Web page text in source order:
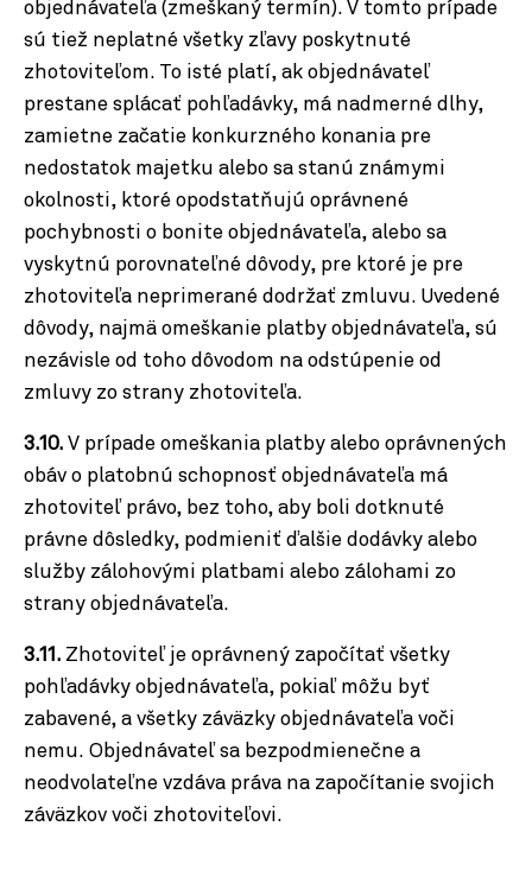
objednávateľa (zmeškaný termín). V tomto prípade
sú tiež neplatné všetky zľavy poskytnuté
zhotoviteľom. To isté platí, ak objednávateľ
prestane splácať pohľadávky, má nadmerné dlhy,
zamietne začatie konkurzného konania pre
nedostatok majetku alebo sa stanú známymi
okolnosti, ktoré opodstatňujú oprávnené
pochybnosti o bonite objednávateľa, alebo sa
vyskytnú porovnateľné dôvody, pre ktoré je pre
zhotoviteľa neprimerané dodržať zmluvu. Uvedené
dôvody, najmä omeškanie platby objednávateľa, sú
nezávisle od toho dôvodom na odstúpenie od
zmluvy zo strany zhotoviteľa.
3.10. V prípade omeškania platby alebo oprávnených
obáv o platobnú schopnosť objednávateľa má
zhotoviteľ právo, bez toho, aby boli dotknuté
právne dôsledky, podmieniť ďalšie dodávky alebo
služby zálohovými platbami alebo zálohami zo
strany objednávateľa.
3.11. Zhotoviteľ je oprávnený započítať všetky
pohľadávky objednávateľa, pokiaľ môžu byť
zabavené, a všetky záväzky objednávateľa voči
nemu. Objednávateľ sa bezpodmienečne a
neodvolateľne vzdáva práva na započítanie svojich
záväzkov voči zhotoviteľovi.